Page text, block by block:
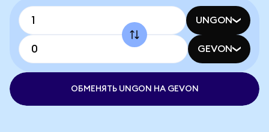
UNGON
GEVON
ОБМЕНЯТЬ UNGON НА GEVON